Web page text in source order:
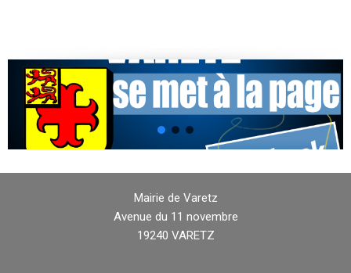
Mairie de Varetz
Avenue du 11 novembre
19240 VARETZ